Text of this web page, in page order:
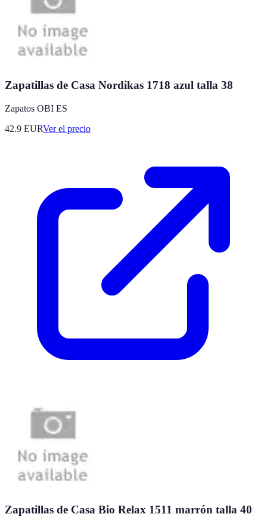
Zapatillas de Casa Nordikas 1718 azul talla 38
Zapatos OBI ES
42.9 EURVer el precio
Zapatillas de Casa Bio Relax 1511 marrón talla 40